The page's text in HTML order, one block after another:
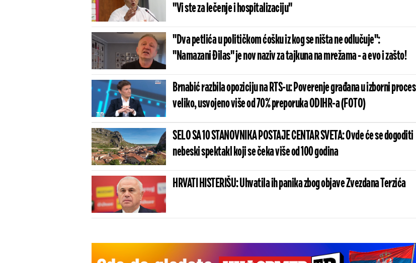
"Vi ste za lečenje i hospitalizaciju"
"Dva petlića u političkom ćošku iz kog se ništa ne odlučuje":
"Namazani Đilas" je nov naziv za tajkuna na mrežama - a evo i zašto!
Brnabić razbila opoziciju na RTS-u: Poverenje građana u izborni proces
veliko, usvojeno više od 70% preporuka ODIHR-a (FOTO)
SELO SA 10 STANOVNIKA POSTAJE CENTAR SVETA: Ovde će se dogoditi
nebeski spektakl koji se čeka više od 100 godina
HRVATI HISTERIŠU: Uhvatila ih panika zbog objave Zvezdana Terzića